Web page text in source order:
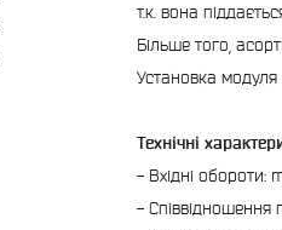
т.к. вона
Більше того,
Установка
Технічні
- Вхідні обороти:
- Співвідношення